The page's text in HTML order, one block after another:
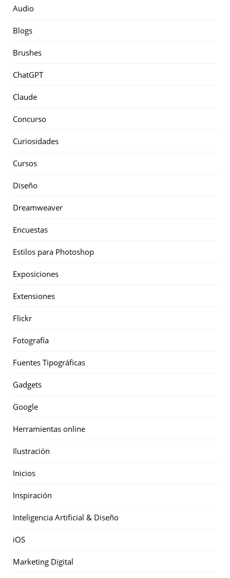
Audio
Blogs
Brushes
ChatGPT
Claude
Concurso
Curiosidades
Cursos
Diseño
Dreamweaver
Encuestas
Estilos para Photoshop
Exposiciones
Extensiones
Flickr
Fotografía
Fuentes Tipográficas
Gadgets
Google
Herramientas online
Ilustración
Inicios
Inspiración
Inteligencia Artificial & Diseño
iOS
Marketing Digital